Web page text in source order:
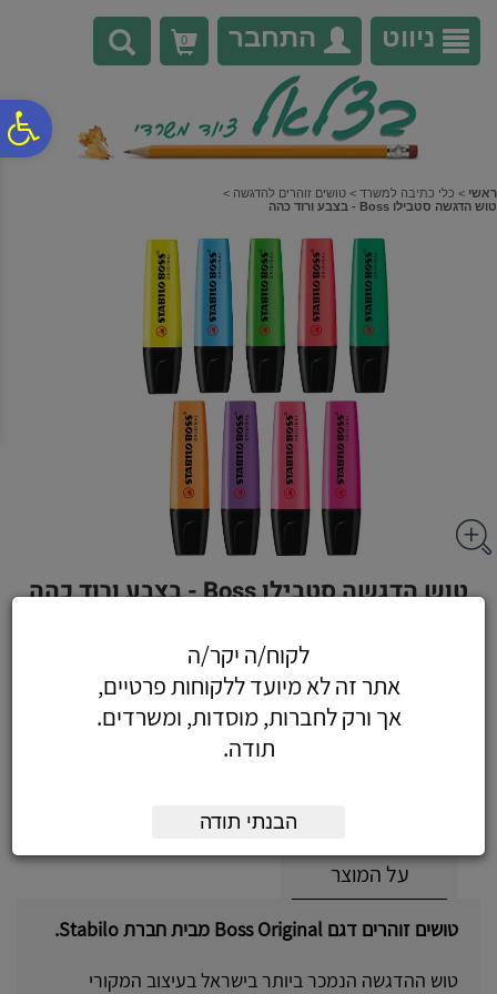
נגישות
אתר
המרכזי
ניווט התחבר 0
ראשי > כלי כתיבה למשרד > טושים זוהרים להדגשה >
טוש הדגשה סטבילו Boss - בצבע ורוד כהה
טוש הדגשה סטבילו Boss - בצבע ורוד כהה
כולל מע"מ
על המוצר
טושים זוהרים דגם Boss Original מבית חברת Stabilo.
טוש ההדגשה הנמכר ביותר בישראל בעיצוב המקורי
לקוח/ה יקר/ה
אתר זה לא מיועד ללקוחות פרטיים,
אך ורק לחברות, מוסדות, ומשרדים.
תודה.
הבנתי תודה